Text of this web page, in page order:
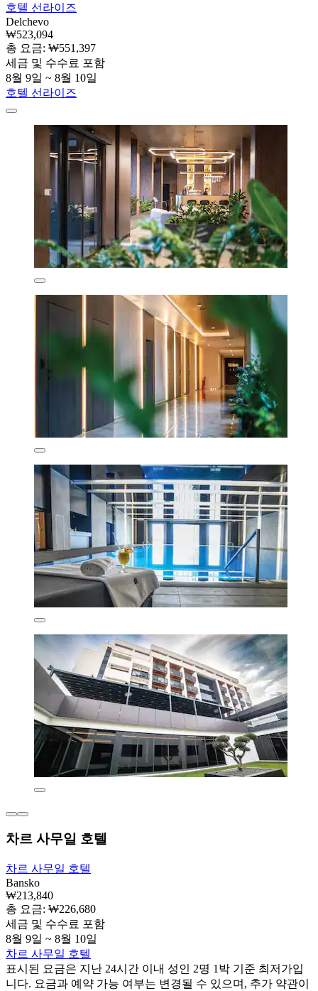
호텔 선라이즈
Delchevo
₩523,094
총 요금: ₩551,397
세금 및 수수료 포함
8월 9일 ~ 8월 10일
호텔 선라이즈
차르 사무일 호텔
차르 사무일 호텔
Bansko
₩213,840
총 요금: ₩226,680
세금 및 수수료 포함
8월 9일 ~ 8월 10일
차르 사무일 호텔
표시된 요금은 지난 24시간 이내 성인 2명 1박 기준 최저가입
니다. 요금과 예약 가능 여부는 변경될 수 있으며, 추가 약관이